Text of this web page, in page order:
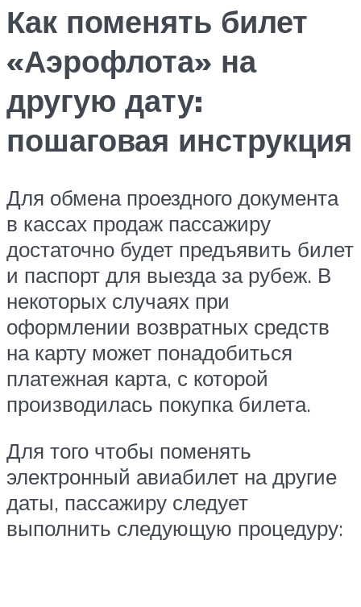
Как поменять билет
«Аэрофлота» на
другую дату:
пошаговая инструкция
Для обмена проездного документа
в кассах продаж пассажиру
достаточно будет предъявить билет
и паспорт для выезда за рубеж. В
некоторых случаях при
оформлении возвратных средств
на карту может понадобиться
платежная карта, с которой
производилась покупка билета.
Для того чтобы поменять
электронный авиабилет на другие
даты, пассажиру следует
выполнить следующую процедуру: